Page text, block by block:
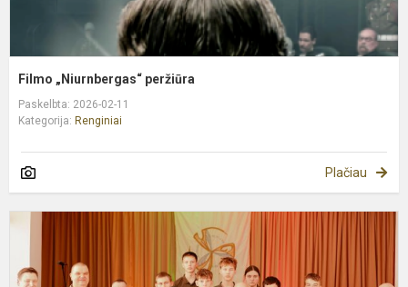
Filmo „Niurnbergas“ peržiūra
Paskelbta: 2026-02-11
Kategorija: Renginiai
Plačiau